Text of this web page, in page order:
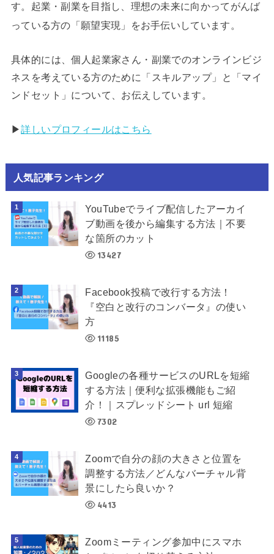
す。起業・副業を目指し、理想の未来に向かってがんば
っている方の「願望実現」をお手伝いしています。
具体的には、個人起業家さん・副業でのオンラインビジ
ネスを考えている方のために「スキルアップ」と「マイ
ンドセット」について、お伝えしています。
▶︎詳しいプロフィールはこちら
人気記事ランキング
YouTubeでライブ配信したアーカイ
ブ動画を後から編集する方法｜不要
な箇所のカット
13427
Facebook投稿で改行する方法！
『空白と改行のコンバータ』の使い
方
11185
Googleの各種サービスのURLを短縮
する方法｜便利な拡張機能もご紹
介！｜スプレッドシート url 短縮
7302
Zoomで自分の顔の大きさと位置を
調整する方法／どんなバーチャル背
景にしたら良いか？
4413
Zoomミーティング参加中にスマホ